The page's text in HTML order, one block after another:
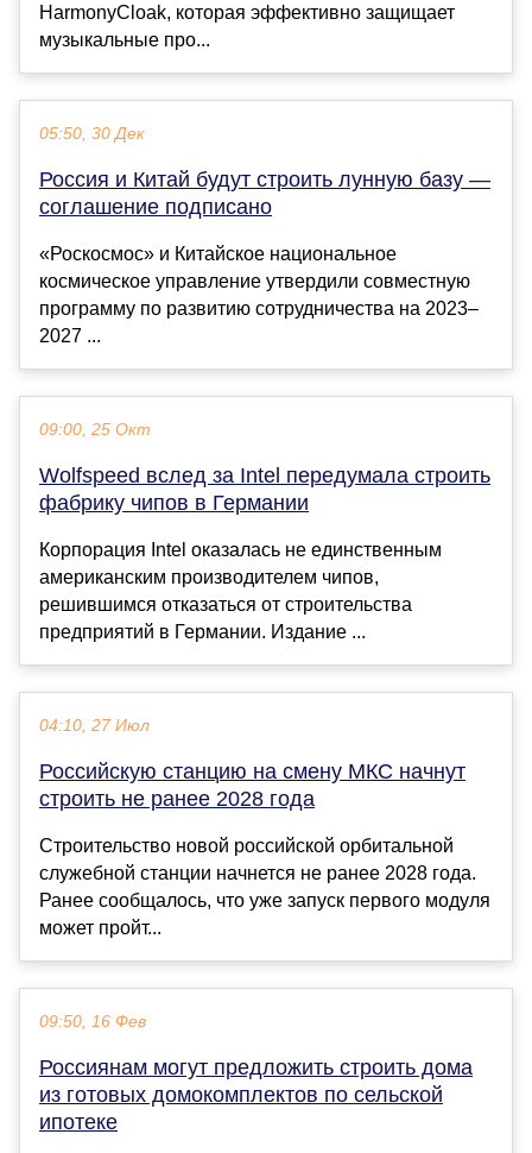
HarmonyCloak, которая эффективно защищает
музыкальные про...
05:50, 30 Дек
Россия и Китай будут строить лунную базу —
соглашение подписано
«Роскосмос» и Китайское национальное
космическое управление утвердили совместную
программу по развитию сотрудничества на 2023–
2027 ...
09:00, 25 Окт
Wolfspeed вслед за Intel передумала строить
фабрику чипов в Германии
Корпорация Intel оказалась не единственным
американским производителем чипов,
решившимся отказаться от строительства
предприятий в Германии. Издание ...
04:10, 27 Июл
Российскую станцию на смену МКС начнут
строить не ранее 2028 года
Строительство новой российской орбитальной
служебной станции начнется не ранее 2028 года.
Ранее сообщалось, что уже запуск первого модуля
может пройт...
09:50, 16 Фев
Россиянам могут предложить строить дома
из готовых домокомплектов по сельской
ипотеке